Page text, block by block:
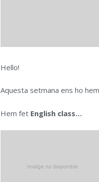
Hello!
Aquesta setmana ens ho
Hem fet English class…